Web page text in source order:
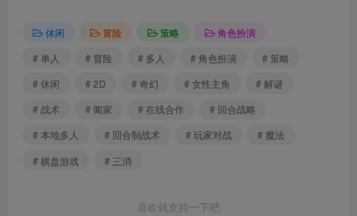
休闲 冒险 策略
角色扮演
# 单人
# 冒险 # 多人 # 角色扮演
# 策略
# 休闲
# 2D # 奇幻 # 女性主角
# 解谜
# 战术
# 阖家 # 在线合作
# 回合战略
# 本地多人
# 回合制战术 # 玩家对战
# 魔法
# 棋盘游戏
# 三消
喜欢就支持一下吧